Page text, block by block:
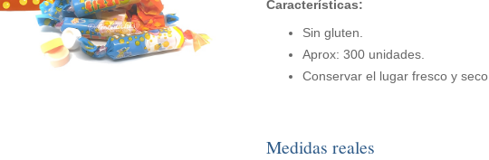
Características:
Sin gluten.
Aprox: 300 unidades.
Conservar el lugar fresco y seco.
Medidas reales